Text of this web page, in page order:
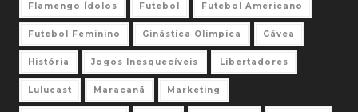
Flamengo Ídolos Futebol Futebol Americano
Futebol Feminino Ginástica Olimpica Gávea
História Jogos Inesquecíveis Libertadores
Lulucast Maracanã Marketing